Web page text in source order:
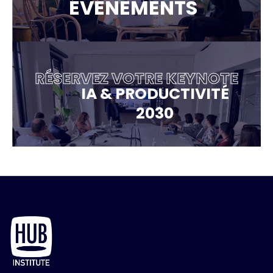
ÉVÉNEMENTS
RÉSERVEZ VOTRE KEYNOTE
IA & PRODUCTIVITÉ
2030